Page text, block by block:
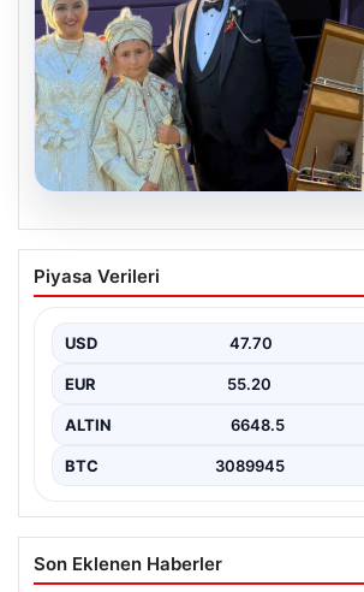
Çanakkale’de böcek
dönüştü. Yusuf öldü, annesi
Piyasa Verileri
USD 47.70
EUR 55.20
ALTIN 6648.5
BTC 3089945
Son Eklenen Haberler